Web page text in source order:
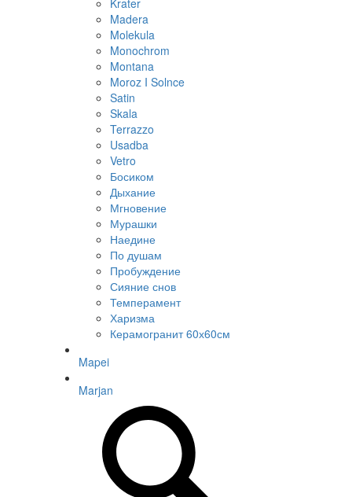
Krater
Madera
Molekula
Monochrom
Montana
Moroz I Solnce
Satin
Skala
Terrazzo
Usadba
Vetro
Босиком
Дыхание
Мгновение
Мурашки
Наедине
По душам
Пробуждение
Сияние снов
Темперамент
Харизма
Керамогранит 60х60см
Mapei
Marjan